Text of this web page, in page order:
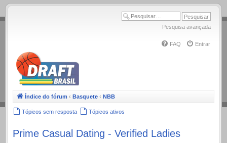
.
Pesquisa avançada
FAQ Entrar
Índice do fórum ‹ Basquete ‹ NBB
Tópicos sem resposta Tópicos ativos
Prime Сasual Dating - Verified Ladies